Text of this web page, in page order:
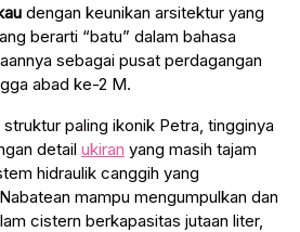
dengan keunikan arsitektur yang
berarti “batu” dalam bahasa
sebagai pusat perdagangan
abad ke-2 M.
paling ikonik Petra, tingginya
detail ukiran yang masih tajam
hidraulik canggih yang
mampu mengumpulkan dan
cistern berkapasitas jutaan liter,